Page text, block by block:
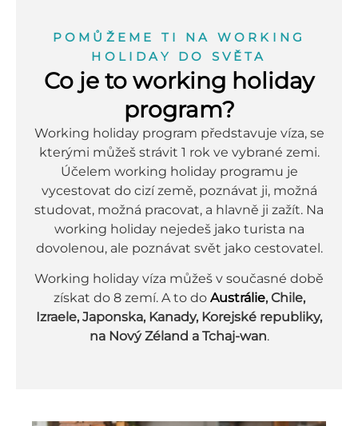
POMŮŽEME TI NA WORKING
HOLIDAY DO SVĚTA
Co je to working holiday
program?
Working holiday program představuje víza, se
kterými můžeš strávit 1 rok ve vybrané zemi.
Účelem working holiday programu je
vycestovat do cizí země, poznávat ji, možná
studovat, možná pracovat, a hlavně ji zažít. Na
working holiday nejedeš jako turista na
dovolenou, ale poznávat svět jako cestovatel.
Working holiday víza můžeš v současné době
získat do 8 zemí. A to do Austrálie, Chile,
Izraele, Japonska, Kanady, Korejské republiky,
na Nový Zéland a Tchaj-wan.